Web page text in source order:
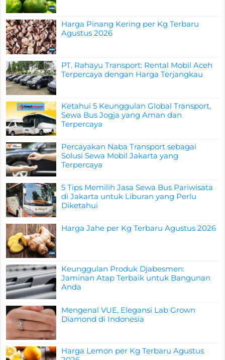
Harga Pinang Kering per Kg Terbaru
Agustus 2026
PT. Rahayu Transport: Rental Mobil Aceh
Terpercaya dengan Harga Terjangkau
Ketahui 5 Keunggulan Global Transport,
Sewa Bus Jogja yang Aman dan
Terpercaya
Percayakan Naba Transport sebagai
Solusi Sewa Mobil Jakarta yang
Terpercaya
5 Tips Memilih Jasa Sewa Bus Pariwisata
di Jakarta untuk Liburan yang Perlu
Diketahui
Harga Jahe per Kg Terbaru Agustus 2026
Keunggulan Produk Djabesmen:
Jaminan Atap Terbaik untuk Bangunan
Anda
Mengenal VUE, Elegansi Lab Grown
Diamond di Indonesia
Harga Lemon per Kg Terbaru Agustus